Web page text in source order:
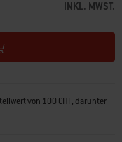
INKL. MWST.
von 100 CHF, darunter